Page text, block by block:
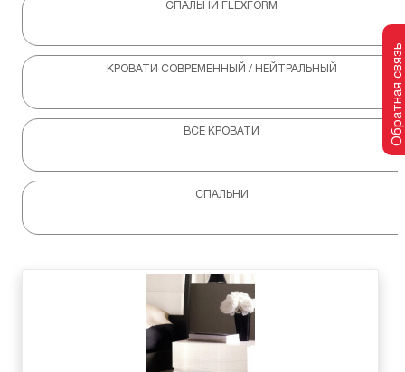
СПАЛЬНИ FLEXFORM
КРОВАТИ СОВРЕМЕННЫЙ / НЕЙТРАЛЬНЫЙ
ВСЕ КРОВАТИ
СПАЛЬНИ
Обратная связь